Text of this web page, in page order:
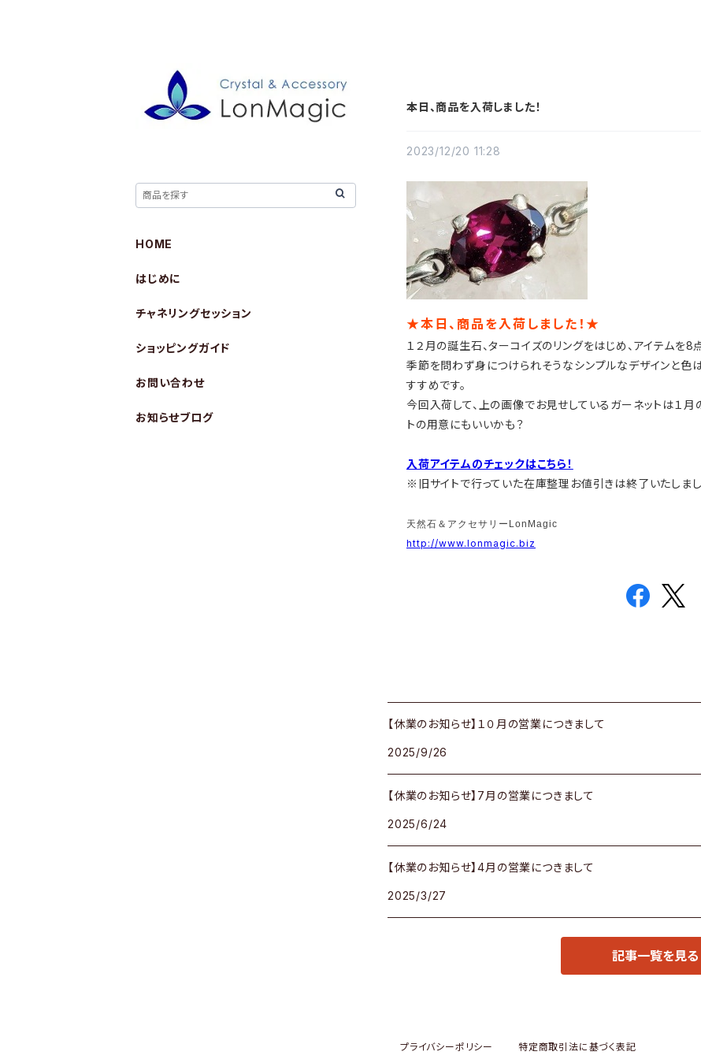
本日、商品を入荷しました！
2023/12/20 11:28
★本日、商品を入荷しました！★
１２月の誕生石、ターコイズのリングをはじめ、アイテムを8
季節を問わず身につけられそうなシンプルなデザインと色
すすめです。
今回入荷して、上の画像でお見せしているガーネットは１
トの用意にもいいかも？
入荷アイテムのチェックはこちら！
※旧サイトで行っていた在庫整理お値引きは終了いたしまし
天然石＆アクセサリーLonMagic
http://www.lonmagic.biz
【休業のお知らせ】１０月の営業につきまして
2025/9/26
【休業のお知らせ】7月の営業につきまして
2025/6/24
【休業のお知らせ】4月の営業につきまして
2025/3/27
記事一覧を見る
HOME
はじめに
チャネリングセッション
ショッピングガイド
お問い合わせ
お知らせブログ
プライバシーポリシー 特定商取引法に基づく表記